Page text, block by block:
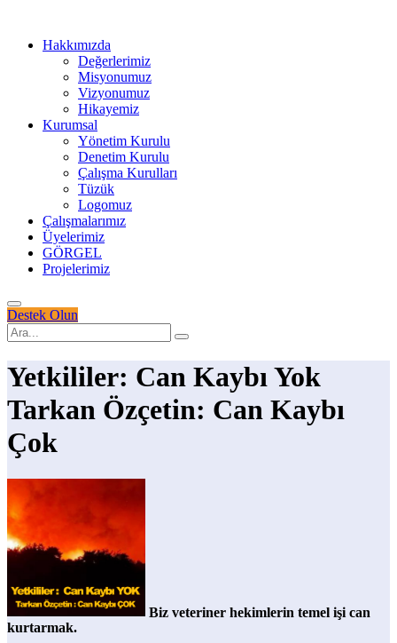
Hakkımızda
Değerlerimiz
Misyonumuz
Vizyonumuz
Hikayemiz
Kurumsal
Yönetim Kurulu
Denetim Kurulu
Çalışma Kurulları
Tüzük
Logomuz
Çalışmalarımız
Üyelerimiz
GÖRGEL
Projelerimiz
Destek Olun
Yetkililer: Can Kaybı Yok
Tarkan Özçetin: Can Kaybı
Çok
Biz veteriner hekimlerin temel işi can
kurtarmak.